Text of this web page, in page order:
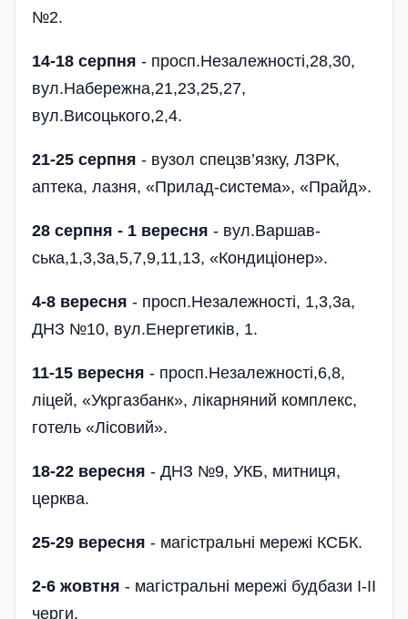
№2.
14-18 серпня - просп.Незалежно­сті,28,30,
вул.Набережна,21,23,25,27,
вул.Висоцького,2,4.
21-25 серпня - вузол спецзв’язку, ЛЗРК,
аптека, лазня, «Прилад-система», «Прайд».
28 серпня - 1 вересня - вул.Варшав­
ська,1,3,3а,5,7,9,11,13, «Кондиціонер».
4-8 вересня - просп.Незалежності, 1,3,3а,
ДНЗ №10, вул.Енергетиків, 1.
11-15 вересня - просп.Незалежності,6,8,
ліцей, «Укргазбанк», лікарняний комплекс,
готель «Лісовий».
18-22 вересня - ДНЗ №9, УКБ, митниця,
церква.
25-29 вересня - магістральні мережі КСБК.
2-6 жовтня - магістральні мережі будбази І-ІІ
черги.